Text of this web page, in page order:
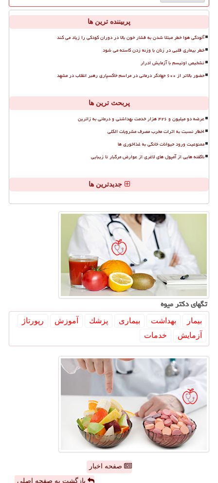
پربیننده ترین ها
آلودگی هوا خطر مبتلا شدن به فشار خون بالا در دوران کودکی را زیاد می کند
خطر بیماری قلبی در زنان با وزنه زدن کاسته می شود
تشخیص اوتیسم با آزمایش ادرار
حضور بالاتر از ۶۰۰ جهادگر درمانی در مراسم خاکسپاری رهبر انقلاب در مشهد
پربحث ترین ها
عرضه دو میلیون و ۴۲۶ هزار خدمت بهداشتی و درمانی به زائرین
اخطار نسبت به اثرات مخرب مصرف مشروبات الکلی
ممنوعیت ورود حیوانات خانگی به غذاخوری ها
ناگفته هایی از آمپول های لاغری از عوارض مرگبار تا زیبایی
جدیدترین ها
تگهای دكتر میوه
بیمار بهداشت بیماری پزشك آموزش
رپورتاژ
آزمایش
خدمات
صفحه اخبار
بازگشت به صفحه اصلی